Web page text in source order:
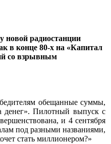
новой радиостанции
в конце 80-х на «Капитал
со взрывным
обещанные суммы,
денег». Пилотный выпуск с
и 4 сентября
под разными названиями,
стать миллионером?»